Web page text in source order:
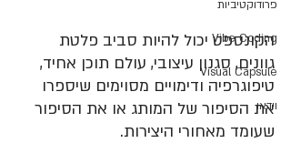
פרודוקטיביות
Vibe Coding
Visual Capsule
וידאו
הקונספט יכול להיות סביב פלטת
גוונים, סגנון עיצובי, עולם תוכן אחיד,
טיפוגרפיה ודימויים מסוימים שיספרו
את הסיפור של המותג או את הסיפור
שעומד מאחורי היצירות.